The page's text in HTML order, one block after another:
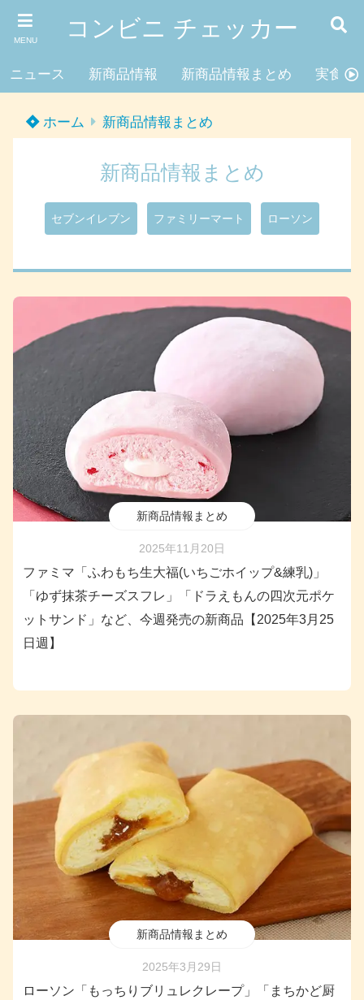
MENU コンビニ チェッカー
ニュース 新商品情報 新商品情報まとめ 実食レ
ホーム 新商品情報まとめ
新商品情報まとめ
セブンイレブン ファミリーマート ローソン
新商品情報まとめ
2025年11月20日
ファミマ「ふわもち生大福(いちごホイップ&練乳)」
「ゆず抹茶チーズスフレ」「ドラえもんの四次元ポケ
ットサンド」など、今週発売の新商品【2025年3月25
日週】
新商品情報まとめ
2025年3月29日
ローソン「もっちりブリュレクレープ」「まちかど厨